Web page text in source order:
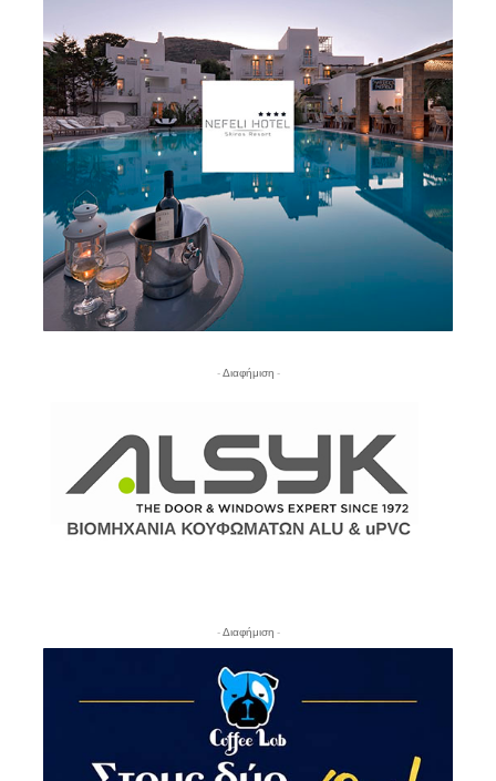
- Διαφήμιση -
- Διαφήμιση -